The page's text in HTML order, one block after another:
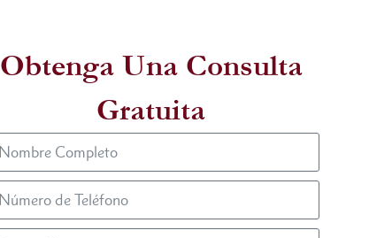
Obtenga Una Consulta
Gratuita